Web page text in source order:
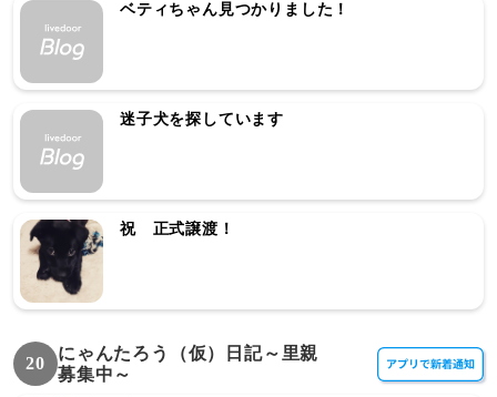
ベティちゃん見つかりました！
迷子犬を探しています
祝 正式譲渡！
20
にゃんたろう（仮）日記～里親
募集中～